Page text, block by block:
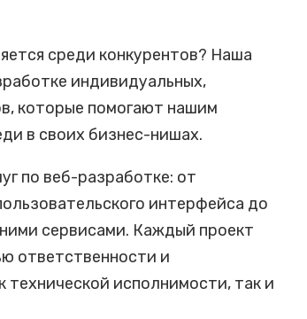
среди конкурентов? Наша
индивидуальных,
которые помогают нашим
в своих бизнес-нишах.
по веб-разработке: от
интерфейса до
сервисами. Каждый проект
ответственности и
технической исполнимости, так и